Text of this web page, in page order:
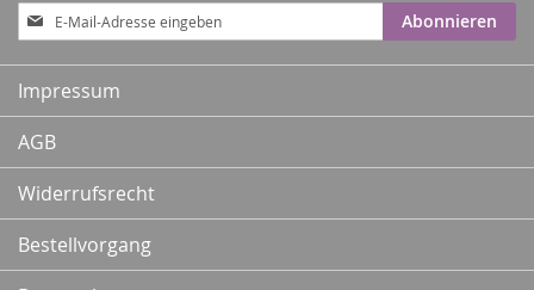
Anmeldung
zum
Newsletter:
Abonnieren
Impressum
AGB
Widerrufsrecht
Bestellvorgang